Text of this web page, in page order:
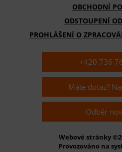
OBCHODNÍ
ODSTOUPENÍ
PROHLÁŠENÍ O
+420 736
Máte dotaz?
Odběr
Webové stránky
Provozováno na